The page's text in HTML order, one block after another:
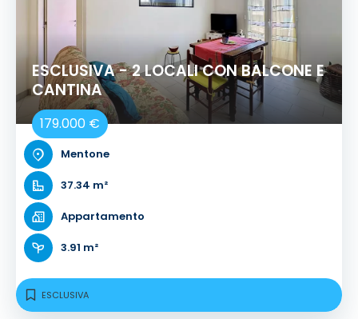
ESCLUSIVA - 2 LOCALI CON BALCONE E
CANTINA
179.000 €
Mentone
37.34 m²
Appartamento
3.91 m²
ESCLUSIVA